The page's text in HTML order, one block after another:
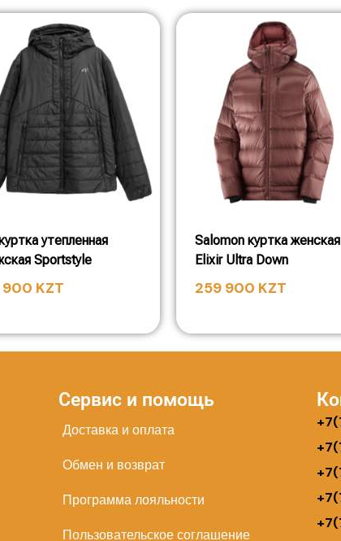
утепленная
Sportstyle
900 KZT
Salomon куртка женская
Elixir Ultra Down
259 900 KZT
Сервис и помощь
Доставка и оплата
Обмен и возврат
Программа лояльности
Пользовательское соглашение
+